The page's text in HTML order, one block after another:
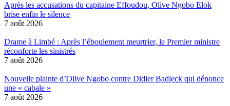
Après les accusations du capitaine Effoudou, Olive Ngobo Elok
brise enfin le silence
7 août 2026
Drame à Limbé : Après l’éboulement meurtrier, le Premier ministre
réconforte les sinistrés
7 août 2026
Nouvelle plainte d’Olive Ngobo contre Didier Badjeck qui dénonce
une « cabale »
7 août 2026